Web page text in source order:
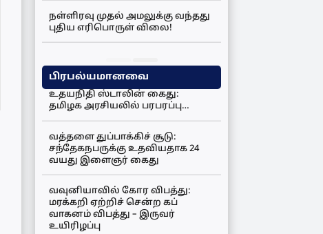
நள்ளிரவு முதல் அமலுக்கு வந்தது
புதிய எரிபொருள் விலை!
பிரபல்யமானவை
உதயநிதி ஸ்டாலின் கைது:
தமிழக அரசியலில் பரபரப்பு…
வத்தளை துப்பாக்கிச் சூடு:
சந்தேகநபருக்கு உதவியதாக 24
வயது இளைஞர் கைது
வவுனியாவில் கோர விபத்து:
மரக்கறி ஏற்றிச் சென்ற கப்
வாகனம் விபத்து – இருவர்
உயிரிழப்பு